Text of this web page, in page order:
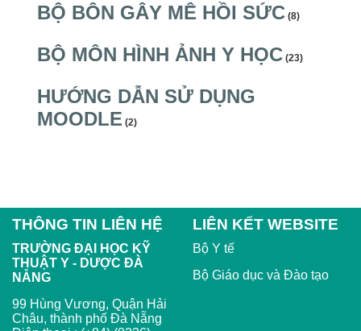
BỘ BÔN GÂY MÊ HỒI SỨC(8)
BỘ MÔN HÌNH ẢNH Y HỌC(23)
HƯỚNG DẪN SỬ DỤNG
MOODLE (2)
THÔNG TIN LIÊN HỆ
TRƯỜNG ĐẠI HỌC KỸ
THUẬT Y - DƯỢC ĐÀ
NẴNG
99 Hùng Vương, Quận Hải
Châu, thành phố Đà Nẵng
LIÊN KẾT WEBSITE
Bộ Y tế
Bộ Giáo dục và Đào tạo